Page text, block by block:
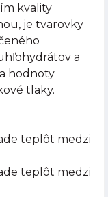
kvality
je tvarovky
a
hodnoty
tlaky.
teplôt medzi
teplôt medzi